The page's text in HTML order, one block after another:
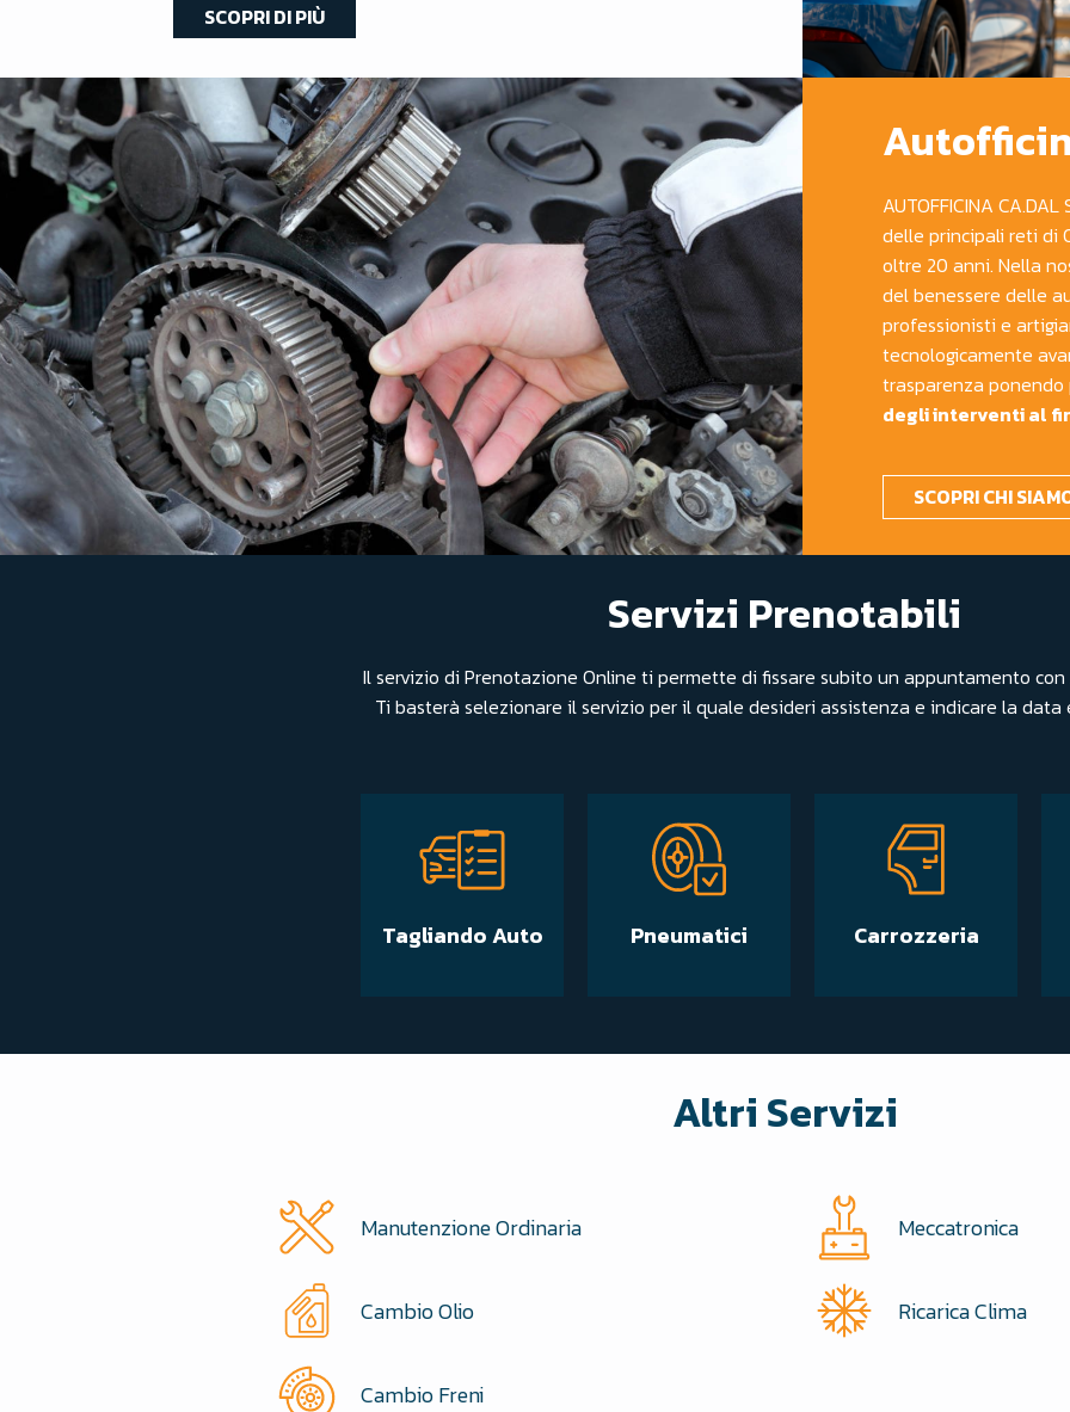
SCOPRI DI PIÙ
AUTOFFICINA
delle principali reti di
oltre 20 anni. Nella
del benessere delle
professionisti e
tecnologicamente
trasparenza
degli interventi al
SCOPRI CHI
Servizi Prenotabili
Il servizio di Prenotazione Online ti permette di fissare subito un appuntamento con
Ti basterà selezionare il servizio per il quale desideri assistenza e indicare la data
Tagliando Auto Pneumatici Carrozzeria
Altri Servizi
Manutenzione Ordinaria Meccatronica
Cambio Olio Ricarica Clima
Cambio Freni